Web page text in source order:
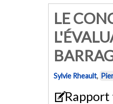
LE
Sylvie Rheault,
Rapport